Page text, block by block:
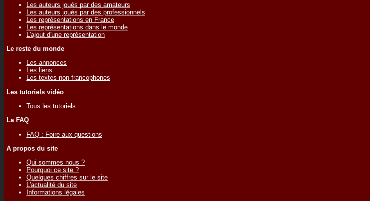
Les auteurs joués par des amateurs
Les auteurs joués par des professionnels
Les représentations en France
Les représentations dans le monde
L'ajout d'une représentation
Le reste du monde
Les annonces
Les liens
Les textes non francophones
Les tutoriels vidéo
Tous les tutoriels
La FAQ
FAQ : Foire aux questions
A propos du site
Qui sommes nous ?
Pourquoi ce site ?
Quelques chiffres sur le site
L'actualité du site
Informations légales